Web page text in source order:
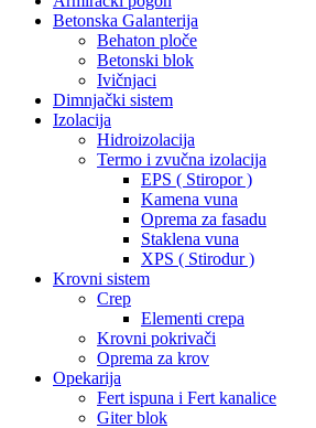
Betonska Galanterija
Behaton ploče
Betonski blok
Ivičnjaci
Dimnjački sistem
Izolacija
Hidroizolacija
Termo i zvučna izolacija
EPS ( Stiropor )
Kamena vuna
Oprema za fasadu
Staklena vuna
XPS ( Stirodur )
Krovni sistem
Crep
Elementi crepa
Krovni pokrivači
Oprema za krov
Opekarija
Fert ispuna i Fert kanalice
Giter blok